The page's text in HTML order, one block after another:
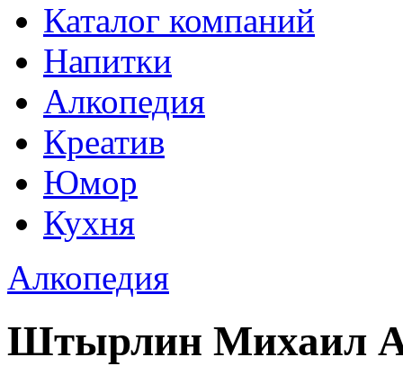
Каталог компаний
Напитки
Алкопедия
Креатив
Юмор
Кухня
Алкопедия
Штырлин Михаил